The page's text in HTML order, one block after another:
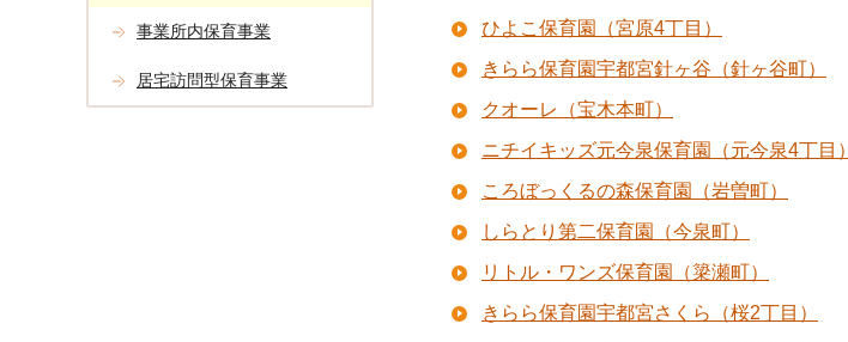
ひよこ保育園（宮原4丁目）
きらら保育園宇都宮針ヶ谷（針ヶ谷町）
クオーレ（宝木本町）
ニチイキッズ元今泉保育園（元今泉4丁目）
ころぼっくるの森保育園（岩曽町）
しらとり第二保育園（今泉町）
リトル・ワンズ保育園（簗瀬町）
きらら保育園宇都宮さくら（桜2丁目）
事業所内保育事業
居宅訪問型保育事業